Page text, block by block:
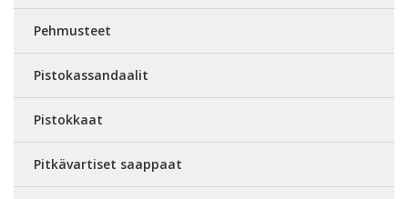
Pehmusteet
Pistokassandaalit
Pistokkaat
Pitkävartiset saappaat